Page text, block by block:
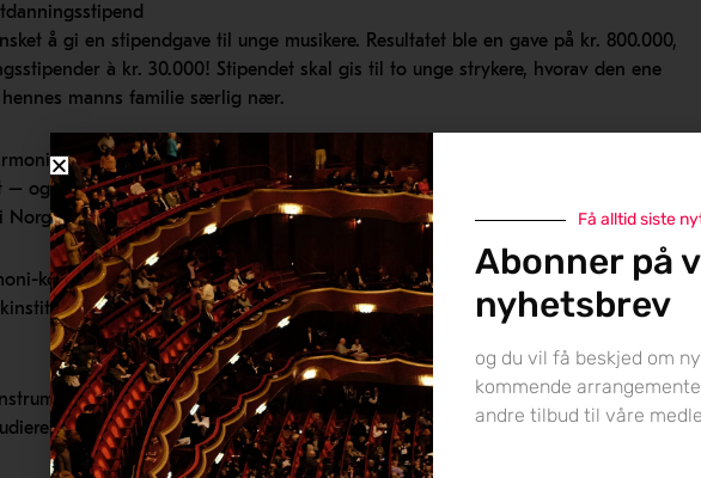
å gi en stipendgave til unge musikere. Resultatet ble en gave på kr. 800.000,
à kr. 30.000! Stipendet skal gis til to unge strykere, hvorav den ene
manns familie særlig nær.
Venner i samarbeid med Oslo-filharmonien og Barratt Due
og takknemlig – for denne generøse gaven. Dette er et strålende tiltak for å
Norge.
konsertene på høsten hvert år, og juryen består av representanter fra Oslo-
Stipendene heterUlla Solitair Hjort & Erling Christie Hjorts
strykere kan søke på utdanningsstipendene. De unge musikerne
en masterclass, undervisning hos en spesiell lærer eller liknende.
Få alltid siste
Abonner på
nyhetsbrev
og du vil få beskjed om
kommende
andre tilbud til våre